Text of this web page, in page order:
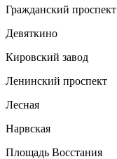
Гражданский проспект
Девяткино
Кировский завод
Ленинский проспект
Лесная
Нарвская
Площадь Восстания